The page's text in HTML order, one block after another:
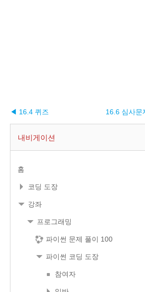
◀ 16.4 퀴즈 16.6 심사
내비게이션
홈
코딩 도장
강좌
프로그래밍
파이썬 문제 풀이 100
파이썬 코딩 도장
참여자